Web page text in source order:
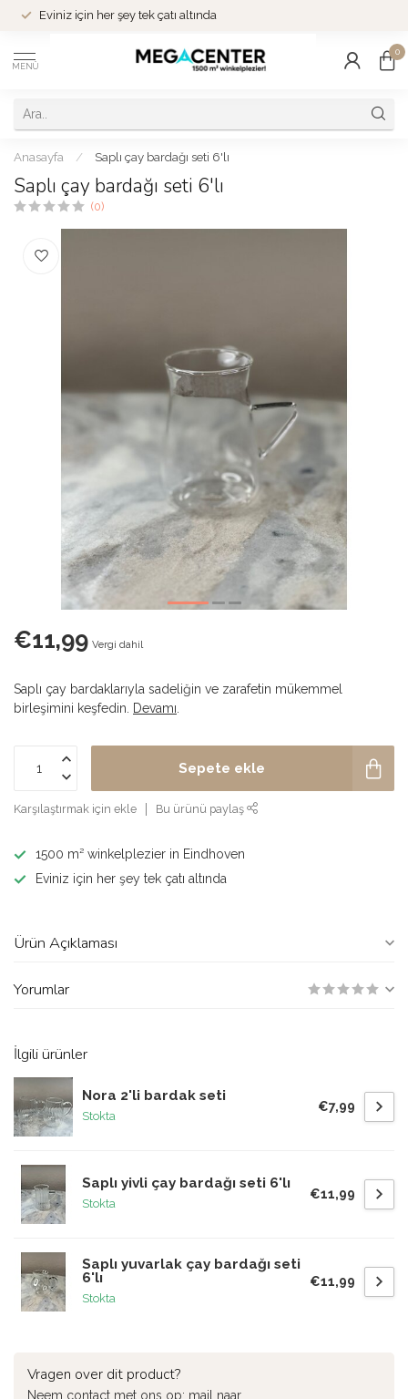
Eviniz için her şey tek çatı altında
MENÜ
0
Anasayfa / Saplı çay bardağı seti 6'lı
Saplı çay bardağı seti 6'lı
(0)
€11,99 Vergi dahil
Saplı çay bardaklarıyla sadeliğin ve zarafetin mükemmel
birleşimini keşfedin.
Devamı
Sepete ekle
Karşılaştırmak için ekle Bu ürünü paylaş
1500 m² winkelplezier in Eindhoven
Eviniz için her şey tek çatı altında
Ürün Açıklaması
Yorumlar
İlgili ürünler
Nora 2'li bardak seti
Stokta
€7,99
Saplı yivli çay bardağı seti 6'lı
Stokta
€11,99
Saplı yuvarlak çay bardağı seti
6'lı
Stokta
€11,99
Vragen over dit product?
Neem contact met ons op: mail naar